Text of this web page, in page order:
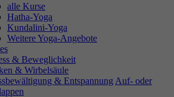
alle Kurse
Hatha-Yoga
Kundalini-Yoga
Weitere Yoga-Angebote
& Beweglichkeit
& Wirbelsäule
& Entspannung Auf- oder